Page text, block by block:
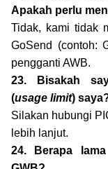
Apakah perlu
Tidak, kami tidak
GoSend (contoh:
pengganti AWB.
23. Bisakah
(usage limit)
Silakan hubungi
lebih lanjut.
24. Berapa